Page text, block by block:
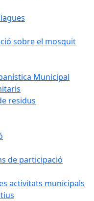
sobre el mosquit
Municipal
residus
de participació
activitats municipals